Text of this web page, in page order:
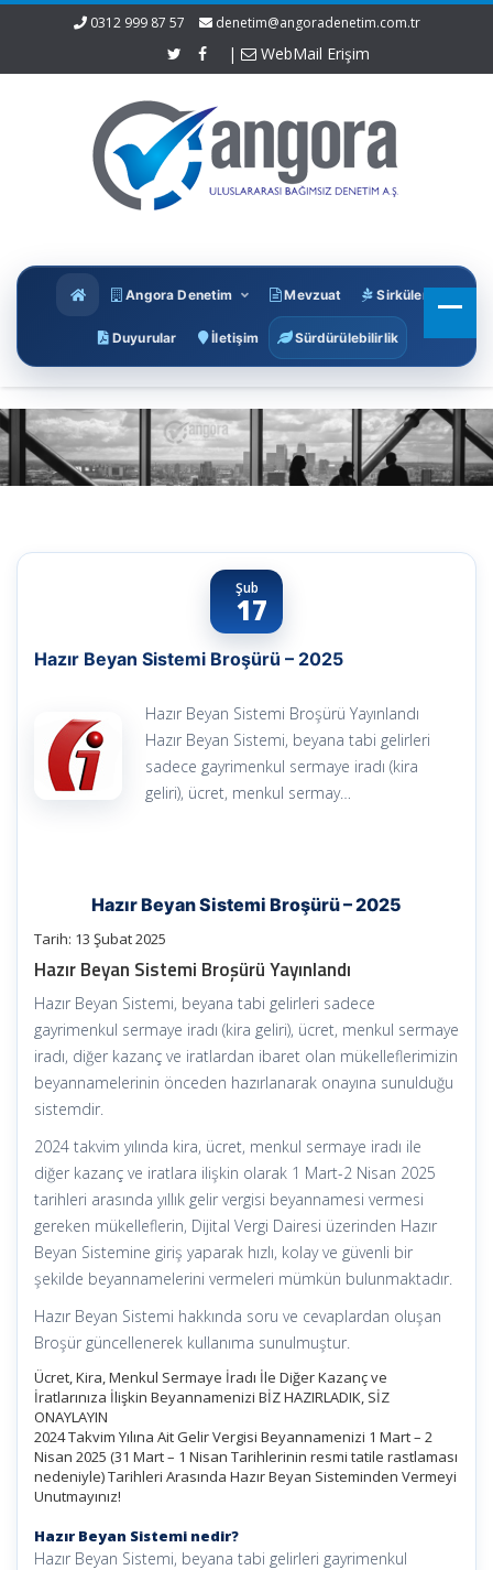
0312 999 87 57 denetim@angoradenetim.com.tr
| WebMail Erişim
Angora Denetim Mevzuat Sirküler
Duyurular İletişim Sürdürülebilirlik
Şub
17
Hazır Beyan Sistemi Broşürü – 2025
Hazır Beyan Sistemi Broşürü Yayınlandı
Hazır Beyan Sistemi, beyana tabi gelirleri
sadece gayrimenkul sermaye iradı (kira
geliri), ücret, menkul sermay…
Hazır Beyan Sistemi Broşürü – 2025
Tarih: 13 Şubat 2025
Hazır Beyan Sistemi Broşürü Yayınlandı
Hazır Beyan Sistemi, beyana tabi gelirleri sadece
gayrimenkul sermaye iradı (kira geliri), ücret, menkul sermaye
iradı, diğer kazanç ve iratlardan ibaret olan mükelleflerimizin
beyannamelerinin önceden hazırlanarak onayına sunulduğu
sistemdir.
2024 takvim yılında kira, ücret, menkul sermaye iradı ile
diğer kazanç ve iratlara ilişkin olarak 1 Mart-2 Nisan 2025
tarihleri arasında yıllık gelir vergisi beyannamesi vermesi
gereken mükelleflerin, Dijital Vergi Dairesi üzerinden Hazır
Beyan Sistemine giriş yaparak hızlı, kolay ve güvenli bir
şekilde beyannamelerini vermeleri mümkün bulunmaktadır.
Hazır Beyan Sistemi hakkında soru ve cevaplardan oluşan
Broşür güncellenerek kullanıma sunulmuştur.
Ücret, Kira, Menkul Sermaye İradı İle Diğer Kazanç ve
İratlarınıza İlişkin Beyannamenizi BİZ HAZIRLADIK, SİZ
ONAYLAYIN
2024 Takvim Yılına Ait Gelir Vergisi Beyannamenizi 1 Mart – 2
Nisan 2025 (31 Mart – 1 Nisan Tarihlerinin resmi tatile rastlaması
nedeniyle) Tarihleri Arasında Hazır Beyan Sisteminden Vermeyi
Unutmayınız!
Hazır Beyan Sistemi nedir?
Hazır Beyan Sistemi, beyana tabi gelirleri gayrimenkul